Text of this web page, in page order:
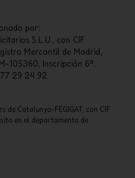
por:
S.L.U., con CIF
Mercantil de Madrid,
105360, Inscripción 6ª.
29 24 92
de Catalunya-FEGIGAT, con CIF
en el departamento de